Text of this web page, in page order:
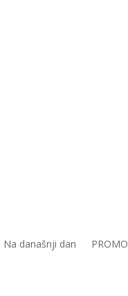
Na današnji dan PROMO